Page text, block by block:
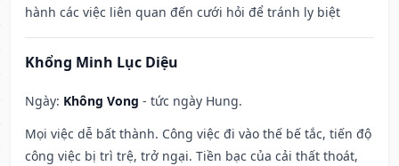
hành các việc liên quan đến cưới hỏi để tránh ly biệt
Khổng Minh Lục Diệu
Ngày: Không Vong - tức ngày Hung.
Mọi việc dễ bất thành. Công việc đi vào thế bế tắc, tiến độ
công việc bị trì trệ, trở ngại. Tiền bạc của cải thất thoát,